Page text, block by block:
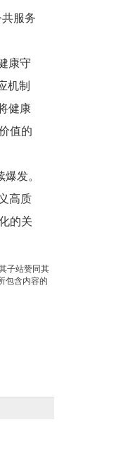
服务
康守
机制
健康
值的
发。
高质
的关
子站赞同其
包含内容的